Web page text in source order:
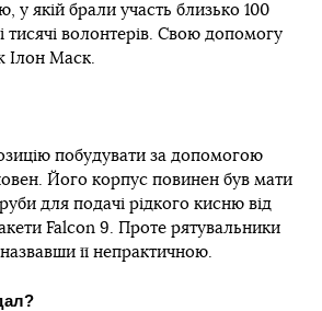
у якій брали участь близько 100
тисячі волонтерів. Свою допомогу
Ілон Маск.
побудувати за допомогою
Його корпус повинен був мати
для подачі рідкого кисню від
Falcon 9. Проте рятувальники
її непрактичною.